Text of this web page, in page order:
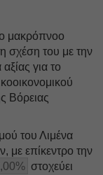
μακρόπνοο
σχέση του με την
για το
Βόρειας
του Λιμένα
με επίκεντρο την
στοχεύει